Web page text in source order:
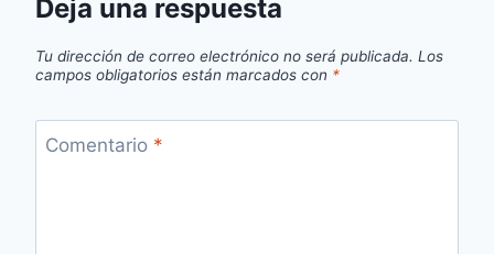
Deja una respuesta
Tu dirección de correo electrónico no será publicada. Los
campos obligatorios están marcados con *
Comentario *